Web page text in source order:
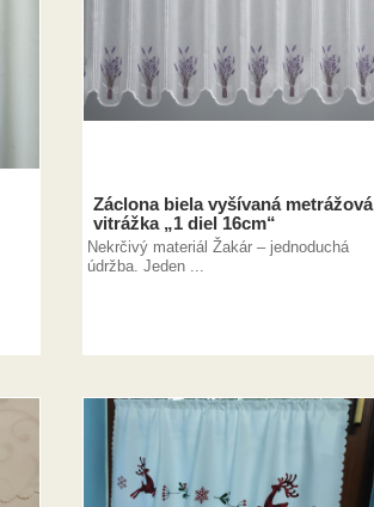
Záclona biela vyšívaná metrážová
vitrážka „1 diel 16cm“
Nekrčivý materiál Žakár – jednoduchá
údržba. Jeden ...